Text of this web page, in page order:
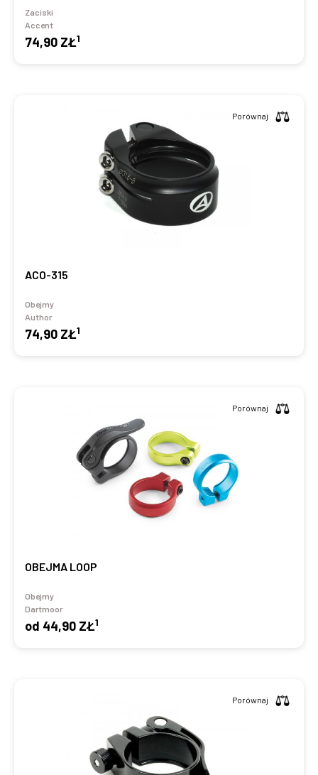
Zaciski
Accent
74,90 ZŁ1
ACO-315
Obejmy
Author
74,90 ZŁ1
Porównaj
OBEJMA LOOP
Obejmy
Dartmoor
od 44,90 ZŁ1
Porównaj
Porównaj